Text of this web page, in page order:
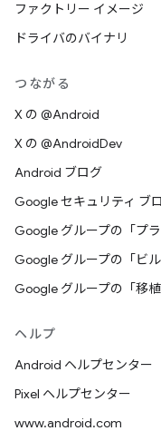
ファクトリー イメージ
ドライバのバイナリ
つながる
X の @Android
X の @AndroidDev
Android ブログ
Google セキュリティ ブ
Google グループの「プ
Google グループの「ビ
Google グループの「移
ヘルプ
Android ヘルプセンター
Pixel ヘルプセンター
www.android.com